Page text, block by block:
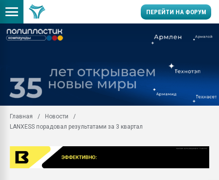
ПЕРЕЙТИ НА ФОРУМ
цикла
заводу пластмасс"
28.07.2026
Главная
Новости
LANXESS порадовал результатами за 3 квартал